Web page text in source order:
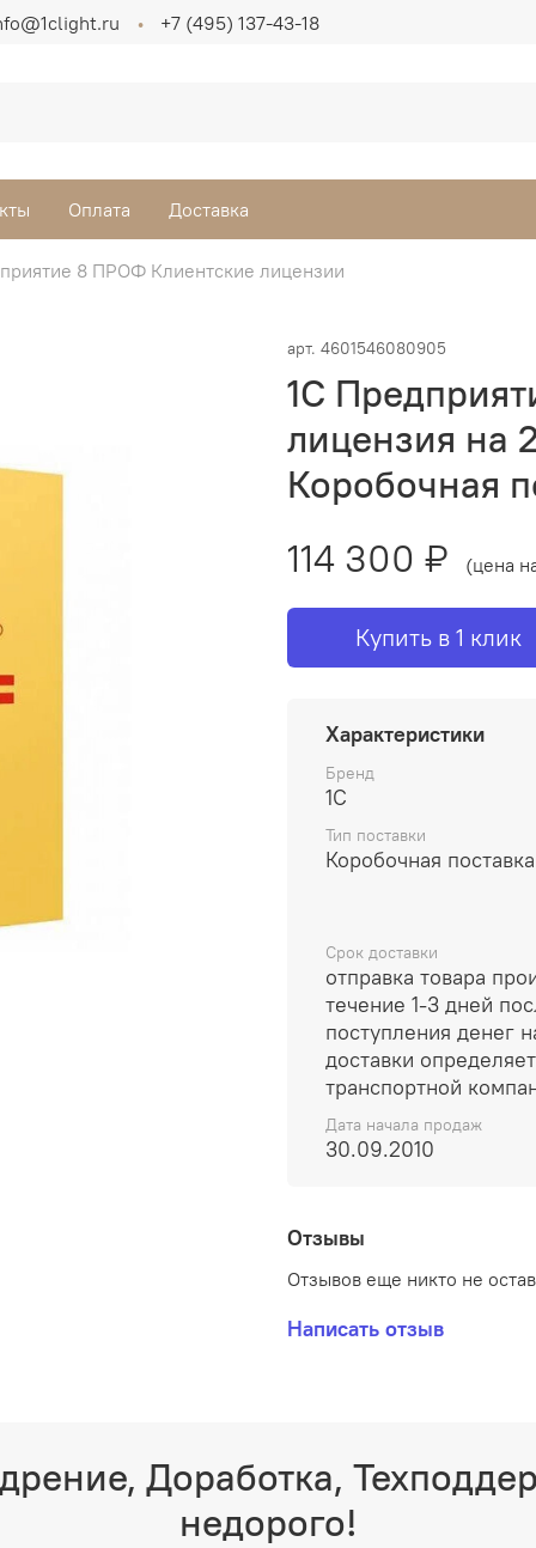
+7 (495) 137-43-18
Оплата Доставка
8 ПРОФ Клиентские лицензии
арт. 4601546080905
1С
лицензия на
Коробочная
114 300 ₽
(цена
Купить в 1 клик
Характеристики
Бренд
1С
Тип поставки
Коробочная поставка
Срок доставки
отправка товара
течение 1-3 дней
поступления денег
доставки
транспортной
Дата начала продаж
30.09.2010
Отзывы
Отзывов еще никто не
Написать отзыв
Доработка,
недорого!